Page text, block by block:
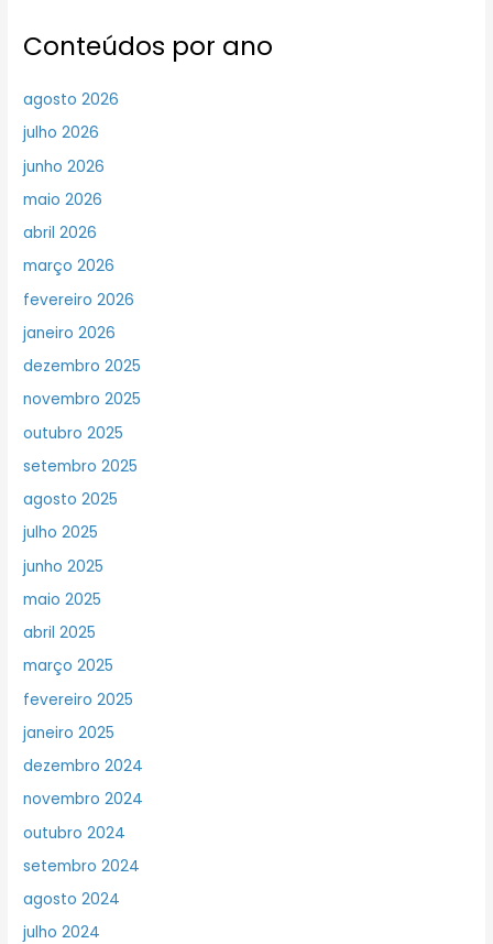
Conteúdos por ano
agosto 2026
julho 2026
junho 2026
maio 2026
abril 2026
março 2026
fevereiro 2026
janeiro 2026
dezembro 2025
novembro 2025
outubro 2025
setembro 2025
agosto 2025
julho 2025
junho 2025
maio 2025
abril 2025
março 2025
fevereiro 2025
janeiro 2025
dezembro 2024
novembro 2024
outubro 2024
setembro 2024
agosto 2024
julho 2024